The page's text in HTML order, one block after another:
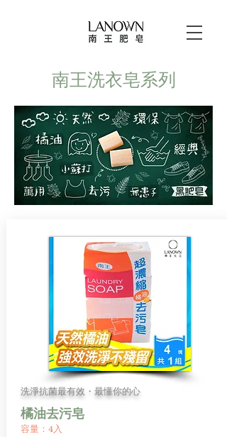
南王洗衣皂系列
洗淨抗菌最有效・最懂你的心
橘油去污皂
容量：4入